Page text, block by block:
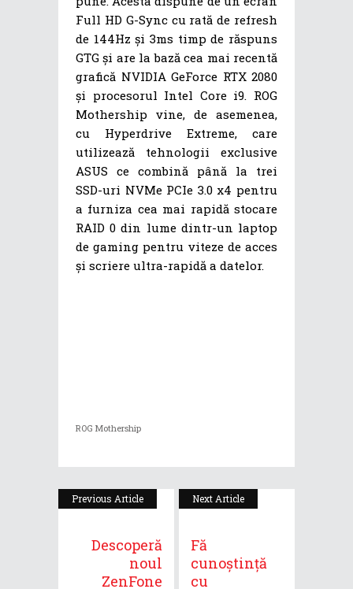
Full HD G-Sync cu rată de refresh
de 144Hz și 3ms timp de răspuns
GTG și are la bază cea mai recentă
grafică NVIDIA GeForce RTX 2080
și procesorul Intel Core i9. ROG
Mothership vine, de asemenea,
cu Hyperdrive Extreme, care
utilizează tehnologii exclusive
ASUS ce combină până la trei
SSD-uri NVMe PCIe 3.0 x4 pentru
a furniza cea mai rapidă stocare
RAID 0 din lume dintr-un laptop
de gaming pentru viteze de acces
și scriere ultra-rapidă a datelor.
ROG Mothership
Previous Article
Descoperă
noul
ZenFone
Next Article
Fă
cunoștință
cu